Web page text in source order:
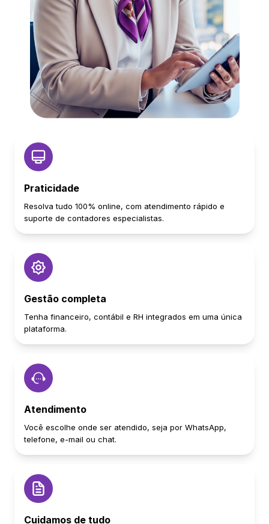
Praticidade
Resolva tudo 100% online, com atendimento rápido e
suporte de contadores especialistas.
Gestão completa
Tenha financeiro, contábil e RH integrados em uma única
plataforma.
Atendimento
Você escolhe onde ser atendido, seja por WhatsApp,
telefone, e-mail ou chat.
Cuidamos de tudo